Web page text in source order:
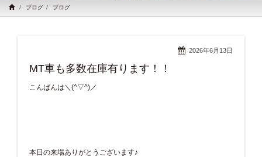
ブログ ブログ
2026年6月13日
MT車も多数在庫有ります！！
こんばんは＼(^▽^)／
本日の来場ありがとうございます♪